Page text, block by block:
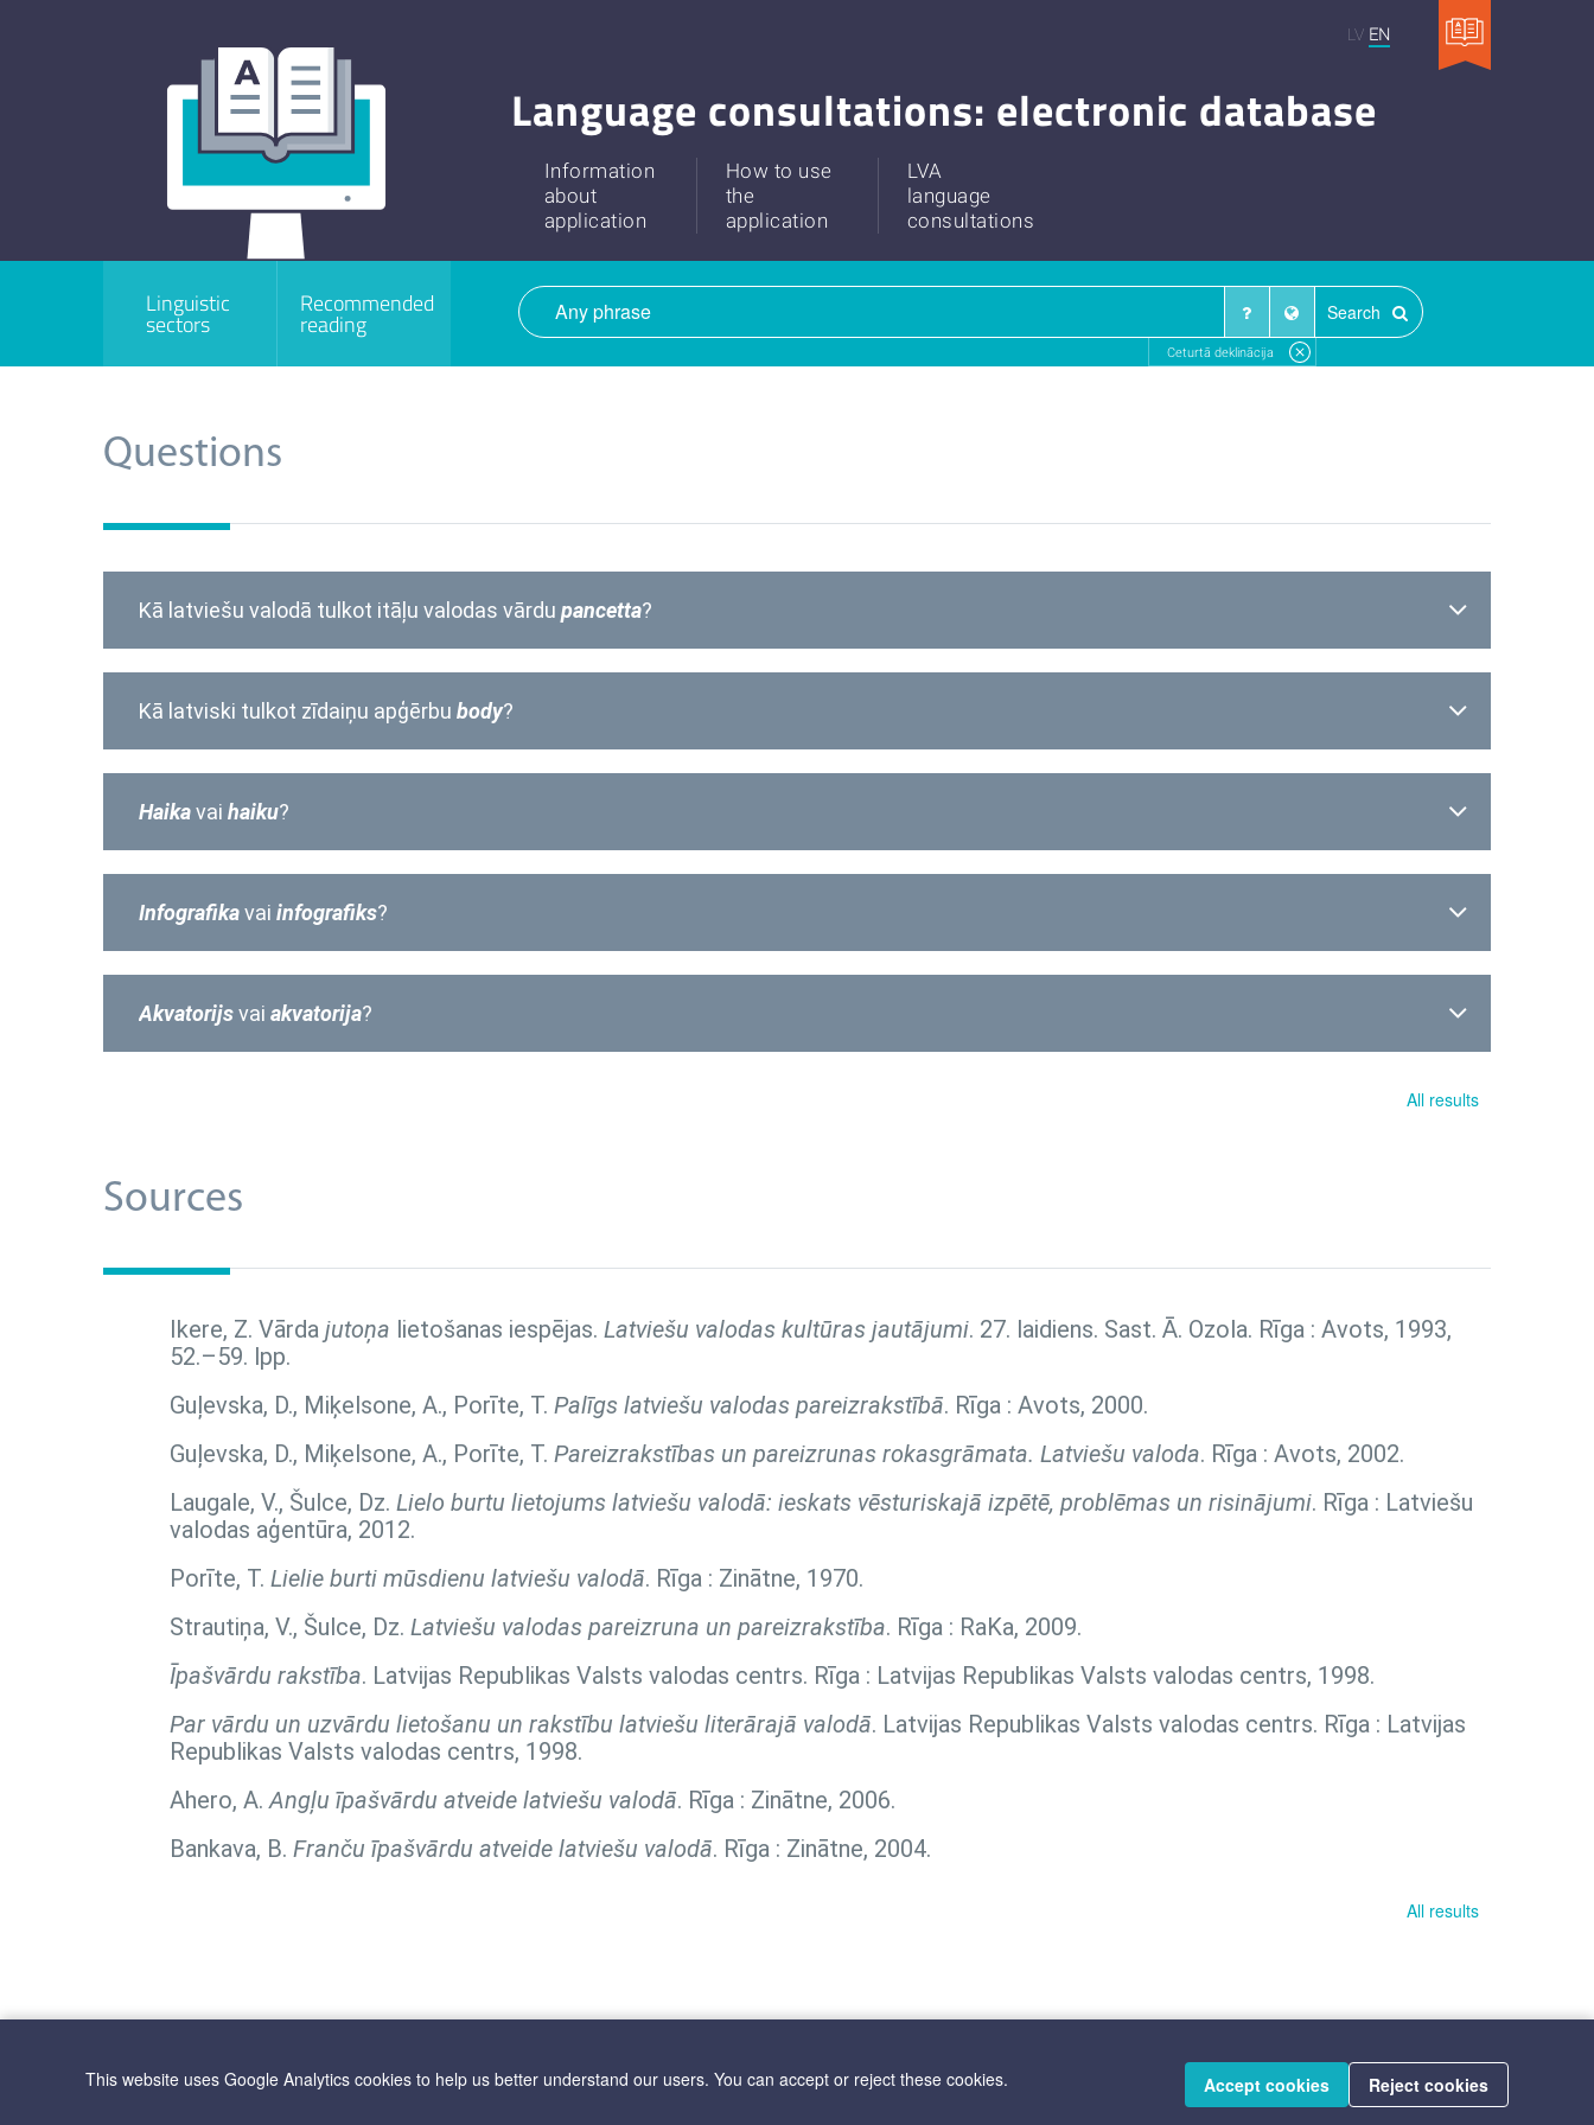
LV EN
Language consultations: electronic database
Information
about
application
How to use
the
application
LVA
language
consultations
Linguistic
sectors
Recommended
reading Search
Ceturtā deklinācija
Questions
Kā latviešu valodā tulkot itāļu valodas vārdu pancetta?
Kā latviski tulkot zīdaiņu apģērbu body?
Haikavai haiku?
Infografikavai infografiks?
Akvatorijsvai akvatorija?
All results
Sources
Ikere, Z. Vārda jutoņa lietošanas iespējas. Latviešu valodas kultūras jautājumi. 27. laidiens. Sast. Ā. Ozola. Rīga : Avots, 1993,
52.–59. lpp.
Guļevska, D., Miķelsone, A., Porīte, T. Palīgs latviešu valodas pareizrakstībā. Rīga : Avots, 2000.
Guļevska, D., Miķelsone, A., Porīte, T. Pareizrakstības un pareizrunas rokasgrāmata. Latviešu valoda. Rīga : Avots, 2002.
Laugale, V., Šulce, Dz. Lielo burtu lietojums latviešu valodā: ieskats vēsturiskajā izpētē, problēmas un risinājumi. Rīga : Latviešu
valodas aģentūra, 2012.
Porīte, T. Lielie burti mūsdienu latviešu valodā. Rīga : Zinātne, 1970.
Strautiņa, V., Šulce, Dz. Latviešu valodas pareizruna un pareizrakstība. Rīga : RaKa, 2009.
Īpašvārdu rakstība. Latvijas Republikas Valsts valodas centrs. Rīga : Latvijas Republikas Valsts valodas centrs, 1998.
Par vārdu un uzvārdu lietošanu un rakstību latviešu literārajā valodā. Latvijas Republikas Valsts valodas centrs. Rīga : Latvijas
Republikas Valsts valodas centrs, 1998.
Ahero, A.Angļu īpašvārdu atveide latviešu valodā. Rīga : Zinātne, 2006.
Bankava, B. Franču īpašvārdu atveide latviešu valodā. Rīga : Zinātne, 2004.
All results
This website uses Google Analytics cookies to help us better understand our users. You can accept or reject these cookies. Accept cookies Reject cookies